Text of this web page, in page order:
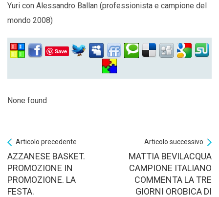
Yuri con Alessandro Ballan (professionista e campione del
mondo 2008)
Save
None found
Articolo precedente
AZZANESE BASKET.
PROMOZIONE IN
PROMOZIONE. LA
FESTA.
Articolo successivo
MATTIA BEVILACQUA
CAMPIONE ITALIANO
COMMENTA LA TRE
GIORNI OROBICA DI